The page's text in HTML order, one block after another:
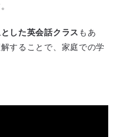
した英会話クラス もあ
することで、家庭での学